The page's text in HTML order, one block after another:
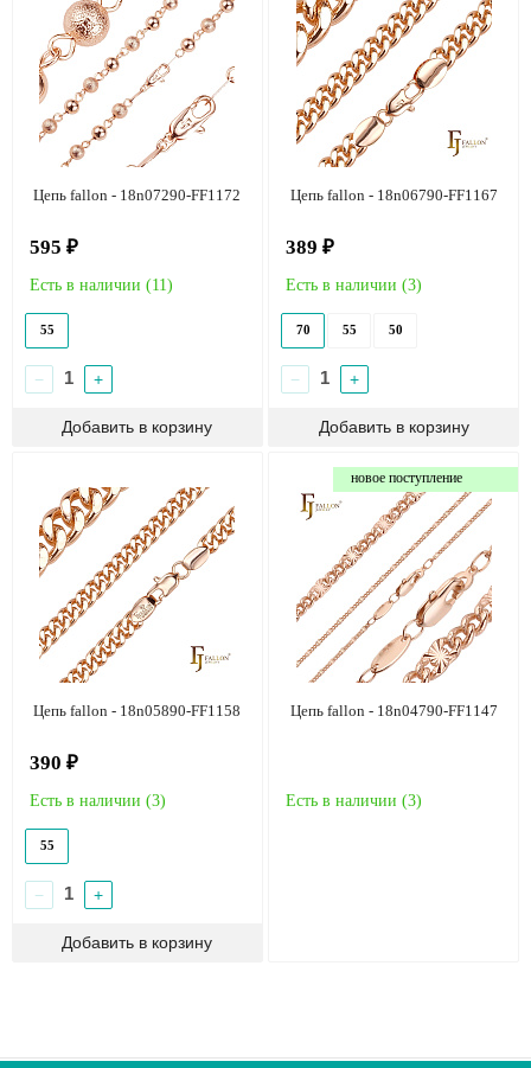
Цепь fallon - 18n07290-FF1172
595 ₽
Есть в наличии (11)
55
− +
Цепь fallon - 18n06790-FF1167
389 ₽
Есть в наличии (3)
70 55 50
− +
Цепь fallon - 18n05890-FF1158
390 ₽
Есть в наличии (3)
55
− +
новое поступление
Цепь fallon - 18n04790-FF1147
Есть в наличии (3)